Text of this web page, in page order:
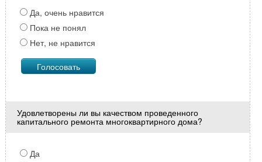
Да, очень нравится
Пока не понял
Нет, не нравится
Удовлетворены ли вы качеством проведенного
капитального ремонта многоквартирного дома?
Да